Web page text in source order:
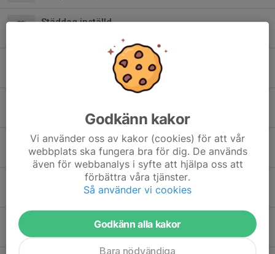
Städdag inställd
NYHET! Utomhus träningar!
6 apr 2024 0
Sista dagen idag för att få en tränare till
18 feb 2024 0
Spelare med förtur - om inte inte blir fler ledare
8 feb 2024 0
Godkänn kakor
Vi använder oss av kakor (cookies) för att vår
webbplats ska fungera bra för dig. De används
även för webbanalys i syfte att hjälpa oss att
förbättra våra tjänster.
Så använder vi cookies
Godkänn alla kakor
Bara nödvändiga